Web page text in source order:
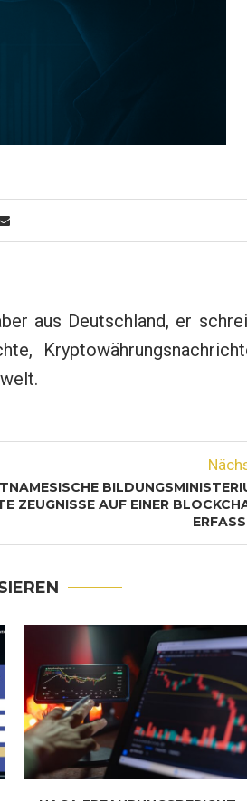
aus Deutschland, er
ZEUGNISSE AUF EINER